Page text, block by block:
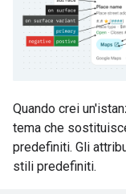
Quando crei
tema che
predefiniti. Gli
stili predefiniti.